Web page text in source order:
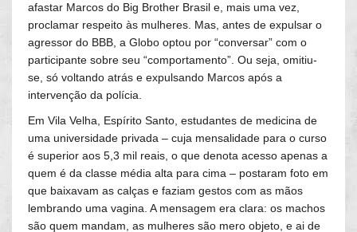
afastar Marcos do Big Brother Brasil e, mais uma vez,
proclamar respeito às mulheres. Mas, antes de expulsar o
agressor do BBB, a Globo optou por “conversar” com o
participante sobre seu “comportamento”. Ou seja, omitiu-
se, só voltando atrás e expulsando Marcos após a
intervenção da polícia.
Em Vila Velha, Espírito Santo, estudantes de medicina de
uma universidade privada – cuja mensalidade para o curso
é superior aos 5,3 mil reais, o que denota acesso apenas a
quem é da classe média alta para cima – postaram foto em
que baixavam as calças e faziam gestos com as mãos
lembrando uma vagina. A mensagem era clara: os machos
são quem mandam, as mulheres são mero objeto, e ai de